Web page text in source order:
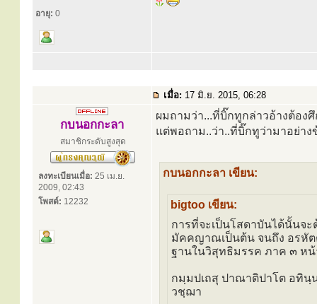
อายุ: 0
เมื่อ: 17 มิ.ย. 2015, 06:28
กบนอกกะลา
สมาชิกระดับสูงสุด
ลงทะเบียนเมื่อ: 25 เม.ย.
2009, 02:43
โพสต์: 12232
ผมถามว่า...ที่บิ๊กทูกล่าวอ้างต้อง
แต่พอถาม..ว่า..ที่บิ๊กทูว่ามาอย่าง
กบนอกกะลา เขียน:
bigtoo เขียน:
การที่จะเป็นโสดาบันได้นั้นจ
มัคคญาณเป็นต้น จนถึง อรหัต
ฐานในวิสุทธิมรรค ภาค ๓ หน้
กมฺมปเถสุ ปาณาติปาโต อทินฺ
วชฺฌา